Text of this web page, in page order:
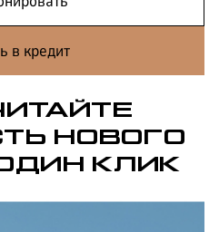
в кредит
НОВОГО
ОДИН КЛИК